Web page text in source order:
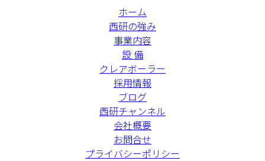
ホーム
西研の強み
事業内容
設 備
クレアボーラー
採用情報
ブログ
西研チャンネル
会社概要
お問合せ
プライバシーポリシー